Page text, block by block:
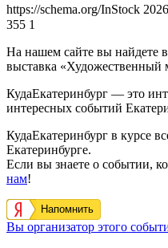
https://schema.org/InStock
355 1
На нашем сайте вы найдете
выставка «Художественный
КудаЕкатеринбург — это
интересных событий
КудаЕкатеринбург в курсе
Екатеринбурге.
Если вы знаете о событии,
нам!
Напомнить
Вы организатор этого